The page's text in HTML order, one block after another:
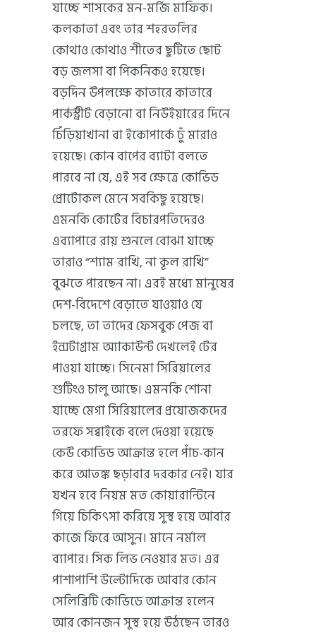
যাচ্ছে শাসকের মন-মর্জি মাফিক।
কলকাতা এবং তার শহরতলির
কোথাও কোথাও শীতের ছুটিতে ছোট
বড় জলসা বা পিকনিকও হয়েছে।
বড়দিন উপলক্ষে কাতারে কাতারে
পার্কস্ট্রীট বেড়ানো বা নিউইয়ারের দিনে
চিঁড়িয়াখানা বা ইকোপার্কে ঢুঁ মারাও
হয়েছে। কোন বাপের ব্যাটা বলতে
পারবে না যে, এই সব ক্ষেত্রে কোভিড
প্রোটোকল মেনে সবকিছু হয়েছে।
এমনকি কোর্টের বিচারপতিদেরও
এব্যাপারে রায় শুনলে বোঝা যাচ্ছে
তারাও “শ্যাম রাখি, না কূল রাখি”
বুঝতে পারছেন না। এরই মধ্যে মানুষের
দেশ-বিদেশে বেড়াতে যাওয়াও যে
চলছে, তা তাদের ফেসবুক পেজ বা
ইন্সটাগ্রাম অ্যাকাউন্ট দেখলেই টের
পাওয়া যাচ্ছে। সিনেমা সিরিয়ালের
শুটিংও চালু আছে। এমনকি শোনা
যাচ্ছে মেগা সিরিয়ালের প্রযোজকদের
তরফে সব্বাইকে বলে দেওয়া হয়েছে
কেউ কোভিড আক্রান্ত হলে পাঁচ-কান
করে আতঙ্ক ছড়াবার দরকার নেই। যার
যখন হবে নিয়ম মত কোয়ারান্টিনে
গিয়ে চিকিৎসা করিয়ে সুস্থ হয়ে আবার
কাজে ফিরে আসুন। মানে নর্মাল
ব্যাপার। সিক লিভ নেওয়ার মত। এর
পাশাপাশি উল্টোদিকে আবার কোন
সেলিব্রিটি কোভিডে আক্রান্ত হলেন
আর কোনজন সুস্থ হয়ে উঠছেন তারও